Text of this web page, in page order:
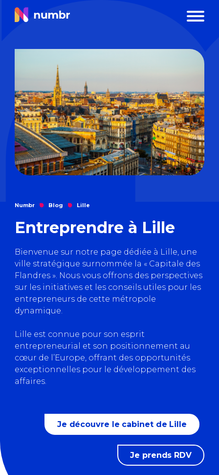
Numbr Blog Lille
Entreprendre à Lille
Bienvenue sur notre page dédiée à Lille, une
ville stratégique surnommée la « Capitale des
Flandres ». Nous vous offrons des perspectives
sur les initiatives et les conseils utiles pour les
entrepreneurs de cette métropole
dynamique.
Lille est connue pour son esprit
entrepreneurial et son positionnement au
cœur de l’Europe, offrant des opportunités
exceptionnelles pour le développement des
affaires.
Je découvre le cabinet de Lille
Je prends RDV